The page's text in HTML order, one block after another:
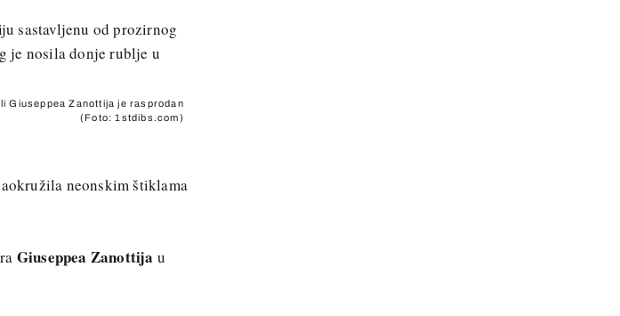
sastavljenu od prozirnog
je nosila donje rublje u
Giuseppea Zanottija je rasprodan
(Foto: 1stdibs.com)
neonskim štiklama
Giuseppea Zanottija u